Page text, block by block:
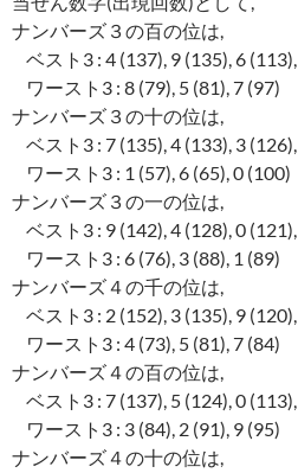
ナンバーズ３の百の位は,
ベスト3 : 4 (137), 9 (135), 6 (113),
ワースト3 : 8 (79), 5 (81), 7 (97)
ナンバーズ３の十の位は,
ベスト3 : 7 (135), 4 (133), 3 (126),
ワースト3 : 1 (57), 6 (65), 0 (100)
ナンバーズ３の一の位は,
ベスト3 : 9 (142), 4 (128), 0 (121),
ワースト3 : 6 (76), 3 (88), 1 (89)
ナンバーズ４の千の位は,
ベスト3 : 2 (152), 3 (135), 9 (120),
ワースト3 : 4 (73), 5 (81), 7 (84)
ナンバーズ４の百の位は,
ベスト3 : 7 (137), 5 (124), 0 (113),
ワースト3 : 3 (84), 2 (91), 9 (95)
ナンバーズ４の十の位は,